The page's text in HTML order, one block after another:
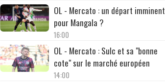
OL - Mercato : un départ imminent
pour Mangala ?
16:00
OL - Mercato : Sulc et sa "bonne
cote" sur le marché européen
14:00